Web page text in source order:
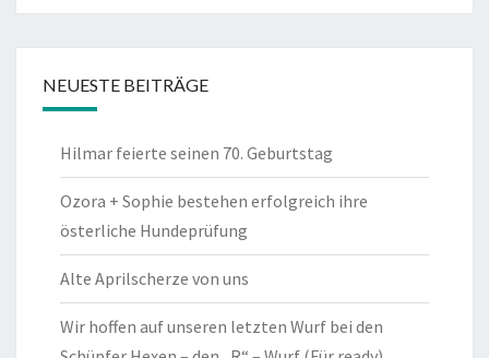
NEUESTE BEITRÄGE
Hilmar feierte seinen 70. Geburtstag
Ozora + Sophie bestehen erfolgreich ihre
österliche Hundeprüfung
Alte Aprilscherze von uns
Wir hoffen auf unseren letzten Wurf bei den